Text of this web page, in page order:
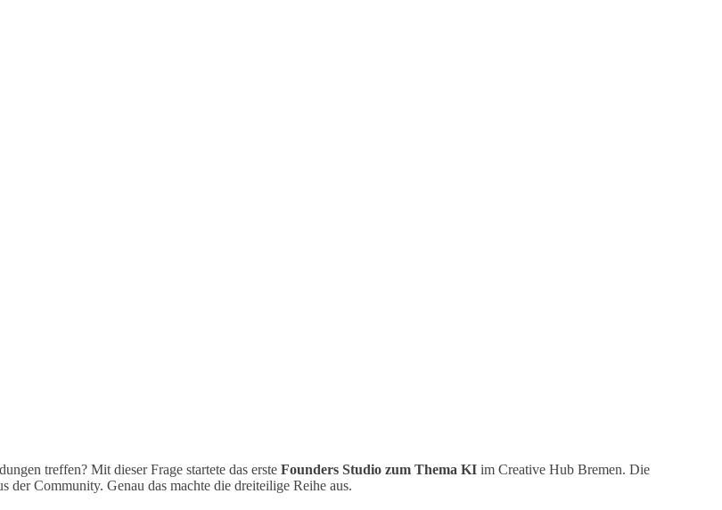
treffen? Mit dieser Frage startete das erste Founders Studio zum Thema KI im Creative Hub Bremen. Die
der Community. Genau das machte die dreiteilige Reihe aus.